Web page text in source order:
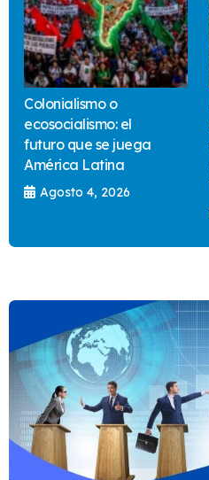
Colonialismo o
ecosocialismo: el
futuro que se juega
América Latina
Agosto 4, 2026